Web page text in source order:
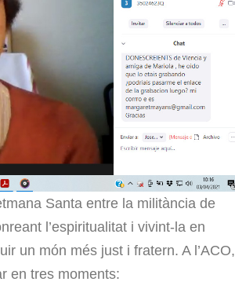
Santa entre la militància de
l’espiritualitat i vivint-la en
un món més just i fratern. A l’ACO,
en tres moments: